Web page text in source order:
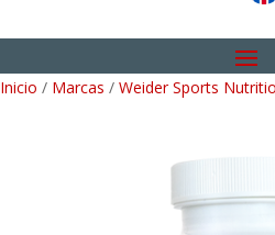
Inicio / Marcas / Weider Sports